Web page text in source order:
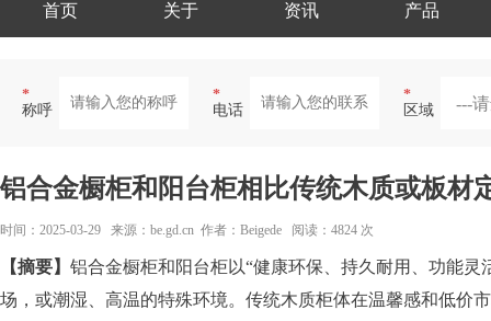
首页 关于 资讯 产品
*
称呼
*
电话
*
区域
铝合金橱柜和阳台柜相比传统木质或板材
时间：2025-03-29 来源：be.gd.cn 作者：Beigede 阅读：4824 次
【摘要】 铝合金橱柜和阳台柜以“健康环保、持久耐用、功能
场，或潮湿、高温的特殊环境。传统木质柜体在温馨感和低价